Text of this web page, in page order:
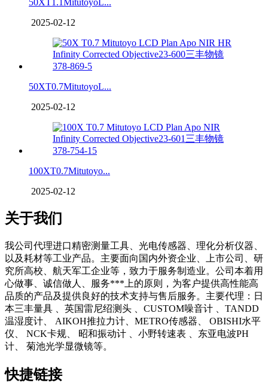
2025-02-12
50XT0.7MitutoyoL...
2025-02-12
100XT0.7Mitutoyo...
2025-02-12
关于我们
我公司代理进口精密测量工具、光电传感器、理化分析仪器、
以及耗材等工业产品。主要面向国内外资企业、上市公司、研
究所高校、航天军工企业等，致力于服务制造业。公司本着用
心做事、诚信做人、服务***上的原则，为客户提供高性能高
品质的产品及提供良好的技术支持与售后服务。主要代理：日
本三丰量具 、英国雷尼绍测头 、CUSTOM噪音计 、TANDD
温湿度计、 AIKOH推拉力计、METRO传感器、 OBISHI水平
仪、 NCK卡规、 昭和振动计 、小野转速表 、东亚电波PH
计、 菊池光学显微镜等。
快捷链接